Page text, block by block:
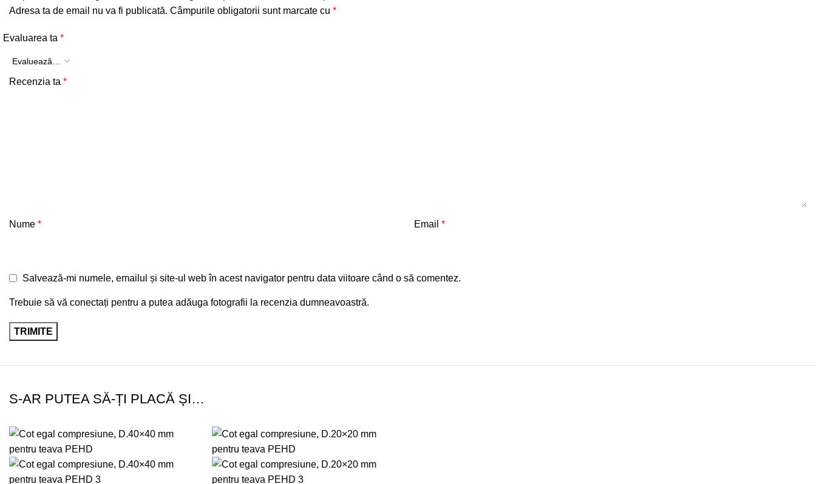
Adresa ta de email nu va fi publicată. Câmpurile obligatorii sunt marcate cu *
Evaluarea ta *
Recenzia ta *
Nume * Email *
Salvează-mi numele, emailul și site-ul web în acest navigator pentru data viitoare când o să comentez.
Trebuie să vă conectați pentru a putea adăuga fotografii la recenzia dumneavoastră.
S-AR PUTEA SĂ-ȚI PLACĂ ȘI…